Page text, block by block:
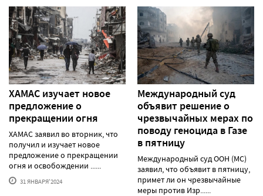
ХАМАС изучает новое
предложение о
прекращении огня
ХАМАС заявил во вторник, что
получил и изучает новое
предложение о прекращении
огня и освобождении ......
31 ЯНВАРЯ'2024
Международный суд
объявит решение о
чрезвычайных мерах по
поводу геноцида в Газе
в пятницу
Международный суд ООН (МС)
заявил, что объявит в пятницу,
примет ли он чрезвычайные
меры против Изр......